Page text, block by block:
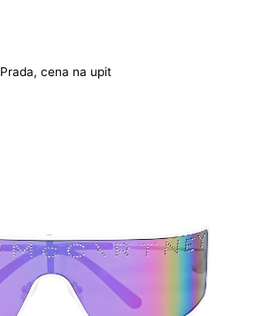
Prada, cena na upit